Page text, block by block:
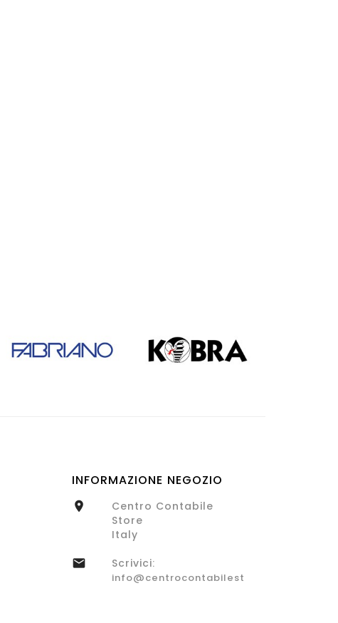
INFORMAZIONE NEGOZIO

Centro Contabile
Store
Italy
 Scrivici:
info@centrocontabilestore.com